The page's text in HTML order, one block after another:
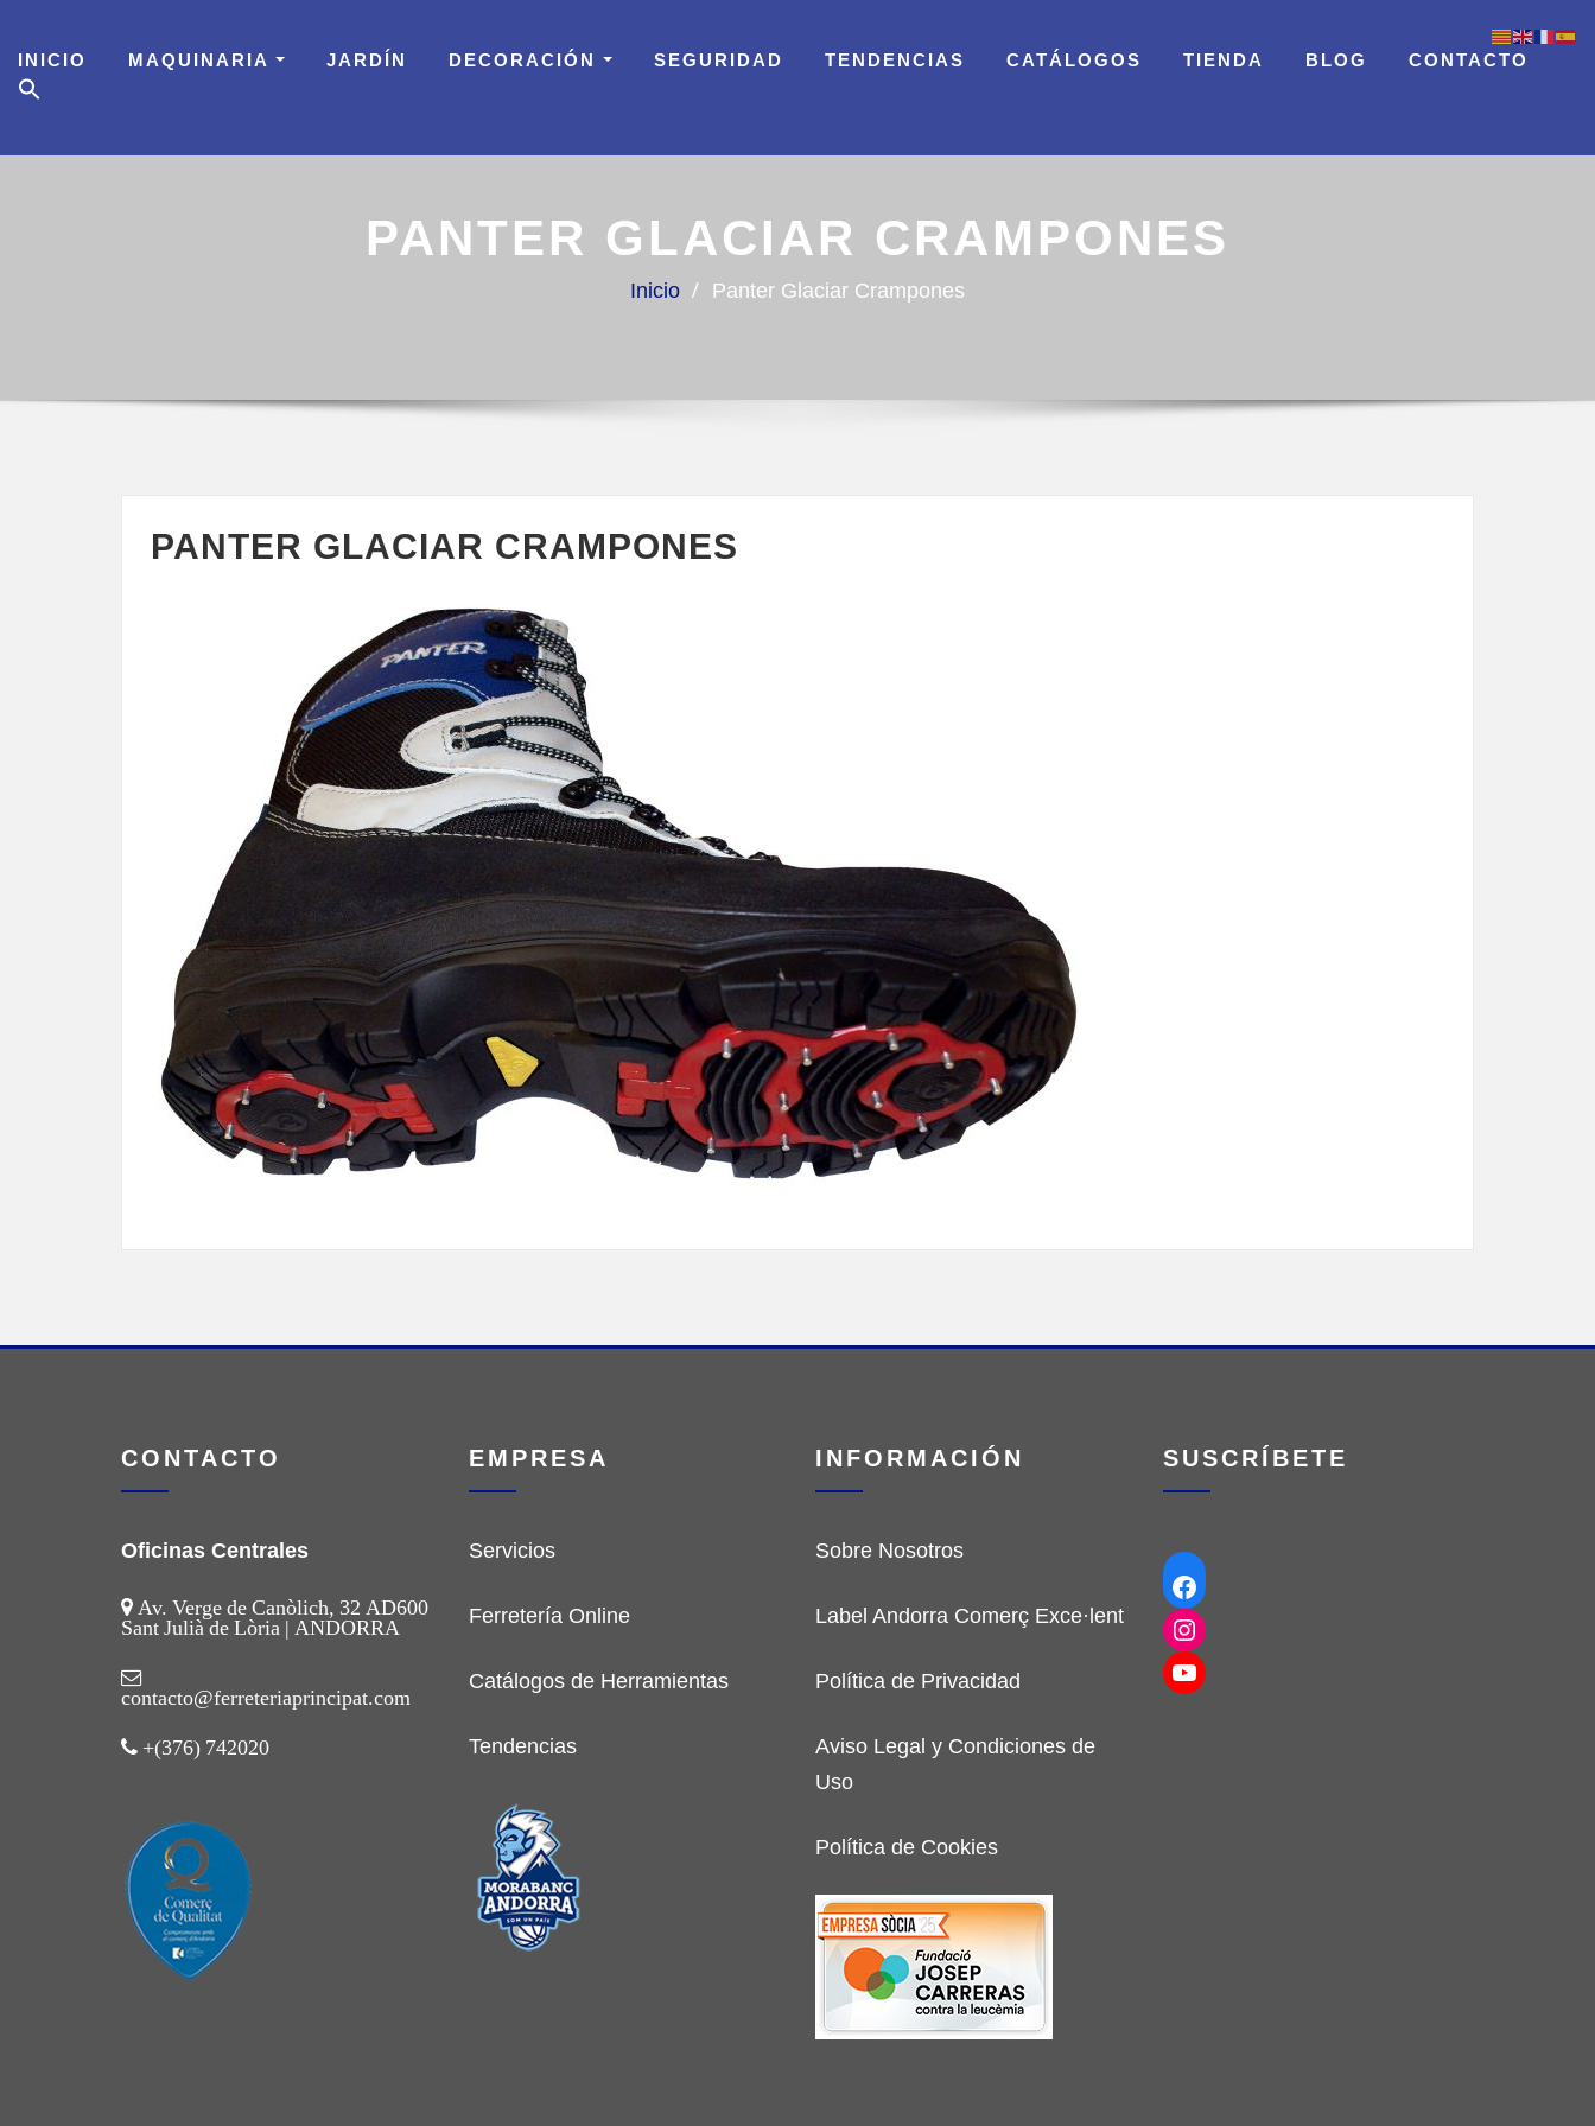
content
INICIO MAQUINARIA JARDÍN DECORACIÓN SEGURIDAD TENDENCIAS CATÁLOGOS TIENDA BLOG CONTACTO
PANTER GLACIAR CRAMPONES
Inicio Panter Glaciar Crampones
PANTER GLACIAR CRAMPONES
CONTACTO
Oficinas Centrales
Av. Verge de Canòlich, 32 AD600
Sant Julià de Lòria | ANDORRA
contacto@ferreteriaprincipat.com
+(376) 742020
EMPRESA
Servicios
Ferretería Online
Catálogos de Herramientas
Tendencias
INFORMACIÓN
Sobre Nosotros
Label Andorra Comerç Exce·lent
Política de Privacidad
Aviso Legal y Condiciones de
Uso
Política de Cookies
SUSCRÍBETE
Facebook
Instagram
YouTube